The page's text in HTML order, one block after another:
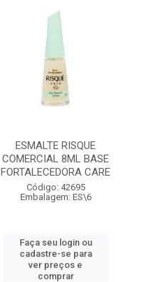
ESMALTE RISQUE
COMERCIAL 8ML BASE
FORTALECEDORA CARE
Código: 42695
Embalagem: ES\6
Faça seu login ou
cadastre-se para
ver preços e
comprar